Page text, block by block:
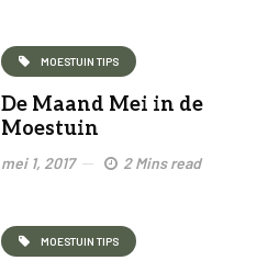
MOESTUIN TIPS
De Maand Mei in de
Moestuin
mei 1, 2017 2 Mins read
MOESTUIN TIPS